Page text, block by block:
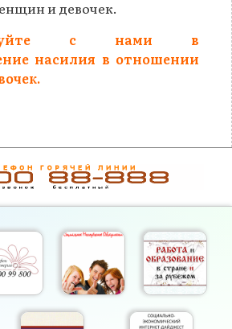
и девочек.
с нами в
насилия в отношении